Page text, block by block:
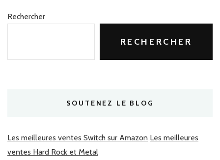
Rechercher
RECHERCHER
SOUTENEZ LE BLOG
Les meilleures ventes Switch sur Amazon Les meilleures
ventes Hard Rock et Metal